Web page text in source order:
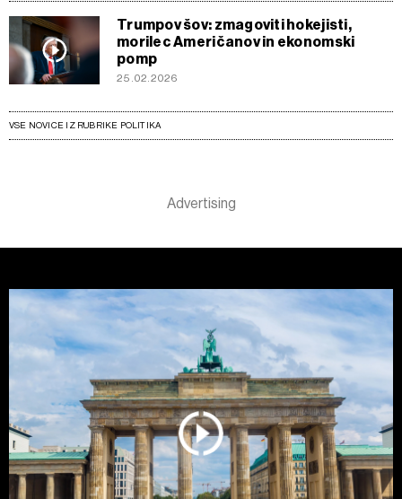
Trumpov šov: zmagoviti hokejisti,
morilec Američanov in ekonomski
pomp
25.02.2026
VSE NOVICE IZ RUBRIKE POLITIKA